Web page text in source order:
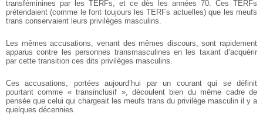
transféminines par les TERFs, et ce dès les années 70. Ces TERFs
prétendaient (comme le font toujours les TERFs actuelles) que les meufs
trans conservaient leurs privilèges masculins.
Les mêmes accusations, venant des mêmes discours, sont rapidement
apparus contre les personnes transmasculines en les taxant d’acquérir
par cette transition ces dits privilèges masculins.
Ces accusations, portées aujourd’hui par un courant qui se définit
pourtant comme « transinclusif », découlent bien du même cadre de
pensée que celui qui chargeait les meufs trans du privilège masculin il y a
quelques décennies.